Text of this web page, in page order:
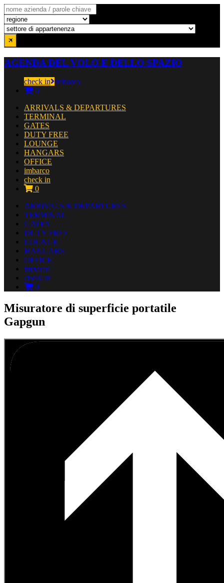
AGENDA DEL VOLO E DELLO SPAZIO
check in imbarco
0
ARRIVALS & DEPARTURES
TERMINAL
GATES
DUTY FREE
LOUNGE
HANGARS
OFFICE
imbarco
check in
0
ARRIVALS & DEPARTURES
TERMINAL
GATES
DUTY FREE
LOUNGE
HANGARS
OFFICE
imbarco
check in
0
Misuratore di superficie portatile
Gapgun